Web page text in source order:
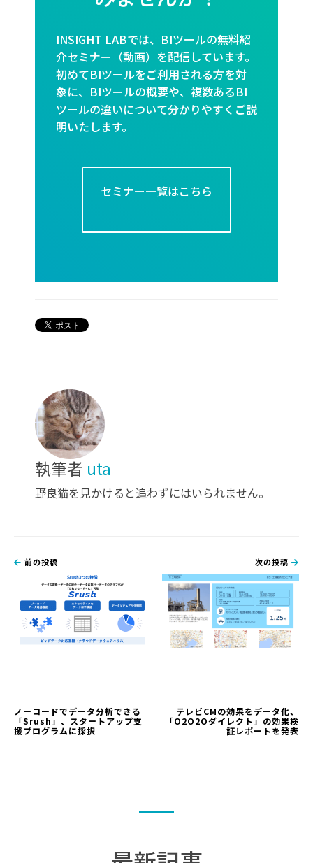
INSIGHT LABでは、BIツールの無料紹
介セミナー（動画）を配信しています。
初めてBIツールをご利用される方を対
象に、BIツールの概要や、複数あるBI
ツールの違いについて分かりやすくご説
明いたします。
セミナー一覧はこちら
執筆者 uta
野良猫を見かけると追わずにはいられません。
前の投稿
ノーコードでデータ分析できる
「Srush」、スタートアップ支
援プログラムに採択
次の投稿
テレビCMの効果をデータ化、
「O2O2Oダイレクト」の効果検
証レポートを発表